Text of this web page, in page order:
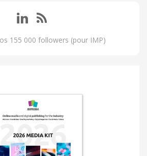
155 000 followers (pour IMP)